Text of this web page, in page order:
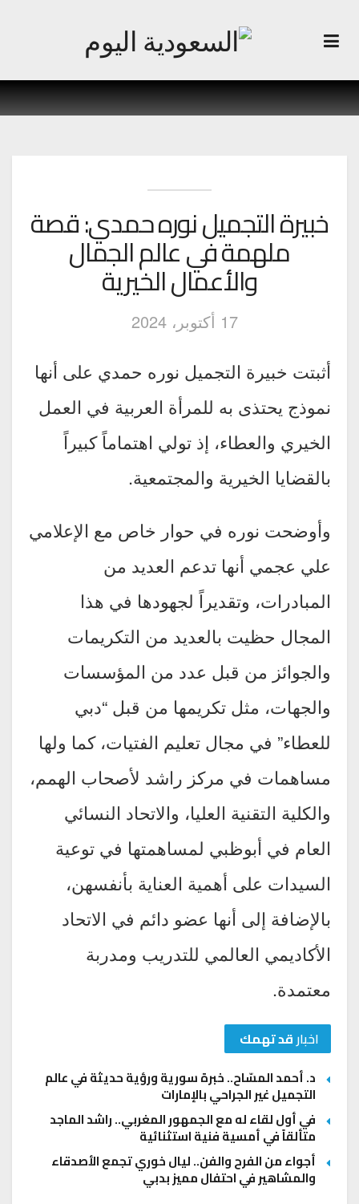
خبيرة التجميل نوره حمدي: قصة
ملهمة في عالم الجمال
والأعمال الخيرية
17 أكتوبر، 2024
أثبتت خبيرة التجميل نوره حمدي على أنها
نموذج يحتذى به للمرأة العربية في العمل
الخيري والعطاء، إذ تولي اهتماماً كبيراً
بالقضايا الخيرية والمجتمعية.
وأوضحت نوره في حوار خاص مع الإعلامي
علي عجمي أنها تدعم العديد من
المبادرات، وتقديراً لجهودها في هذا
المجال حظيت بالعديد من التكريمات
والجوائز من قبل عدد من المؤسسات
والجهات، مثل تكريمها من قبل “دبي
للعطاء” في مجال تعليم الفتيات، كما ولها
مساهمات في مركز راشد لأصحاب الهمم،
والكلية التقنية العليا، والاتحاد النسائي
العام في أبوظبي لمساهمتها في توعية
السيدات على أهمية العناية بأنفسهن،
بالإضافة إلى أنها عضو دائم في الاتحاد
الأكاديمي العالمي للتدريب ومدربة
معتمدة.
اخبارقد تهمك
د. أحمد المسّاح.. خبرة سورية ورؤية حديثة في عالم
التجميل غير الجراحي بالإمارات
في أول لقاء له مع الجمهور المغربي.. راشد الماجد
متألقاً في أمسية فنية استثنائية
أجواء من الفرح والفن.. ليال خوري تجمع الأصدقاء
والمشاهير في احتفال مميز بدبي